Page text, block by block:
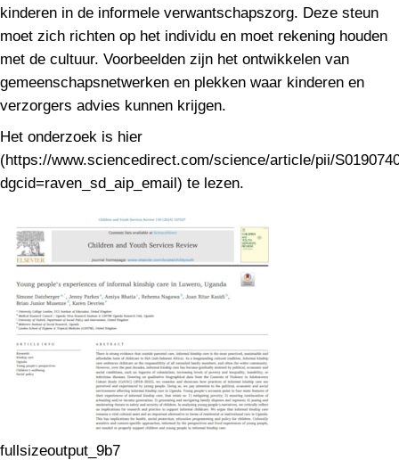
kinderen in de informele verwantschapszorg. Deze steun
moet zich richten op het individu en moet rekening houden
met de cultuur. Voorbeelden zijn het ontwikkelen van
gemeenschapsnetwerken en plekken waar kinderen en
verzorgers advies kunnen krijgen.
Het onderzoek is hier
(https://www.sciencedirect.com/science/article/pii/
dgcid=raven_sd_aip_email) te lezen.
fullsizeoutput_9b7